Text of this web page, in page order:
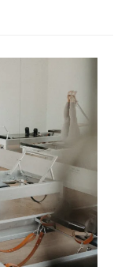
postawić na